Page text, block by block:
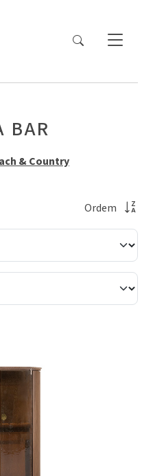
BAR
& Country
Ordem